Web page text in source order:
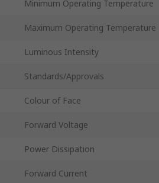
Minimum Operating Temperature
Maximum Operating Temperature
Luminous Intensity
Standards/Approvals
Colour of Face
Forward Voltage
Power Dissipation
Forward Current